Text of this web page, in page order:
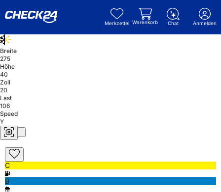
Merkzettel Warenkorb Chat Anmelden
Breite
275
Höhe
40
Zoll
20
Last
106
Speed
Y
C
B